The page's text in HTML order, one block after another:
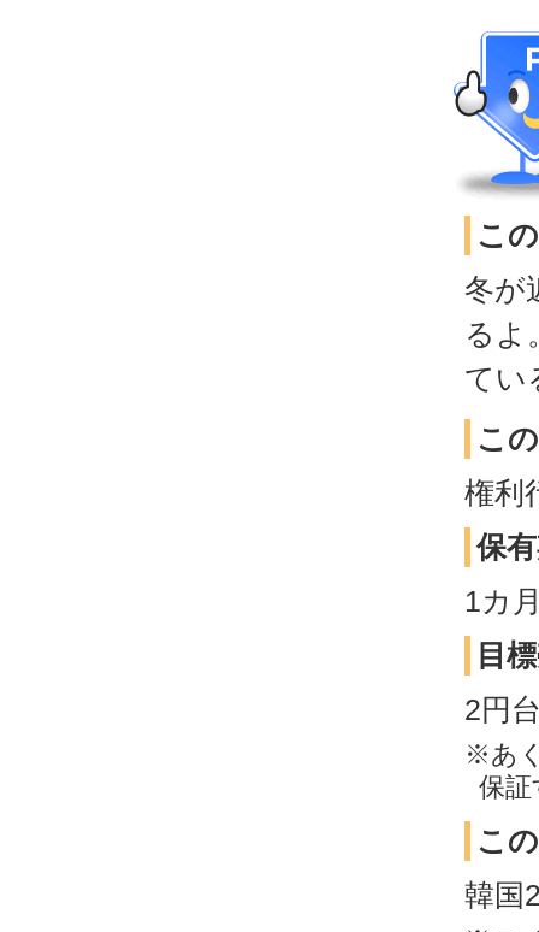
こ
冬が
るよ
てい
こ
権利
保
1カ
目
2円
※あ
保
こ
韓国